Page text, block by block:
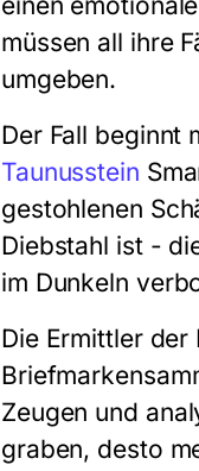
müssen all ihre
umgeben.
Der Fall beginnt
Taunusstein
gestohlenen
Diebstahl ist -
im Dunkeln
Die Ermittler der
Zeugen und
graben, desto